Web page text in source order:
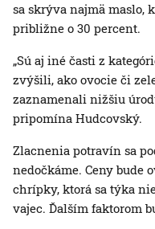
sa skrýva najmä maslo,
približne o 30 percent.
„Sú aj iné časti z
zvýšili, ako ovocie či
zaznamenali nižšiu
pripomína Hudcovský.
Zlacnenia potravín sa
nedočkáme. Ceny bude
chrípky, ktorá sa týka
vajec. Ďalším faktorom